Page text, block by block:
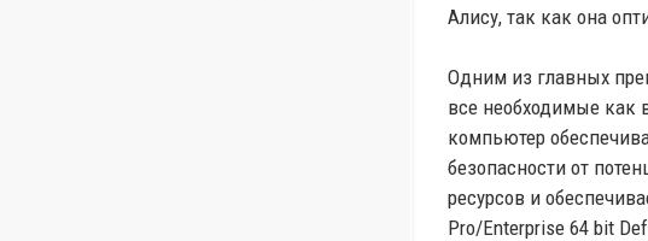
Алису, так как она
Одним из главных
все необходимые как
компьютер
безопасности от
ресурсов и
Pro/Enterprise 64 bit